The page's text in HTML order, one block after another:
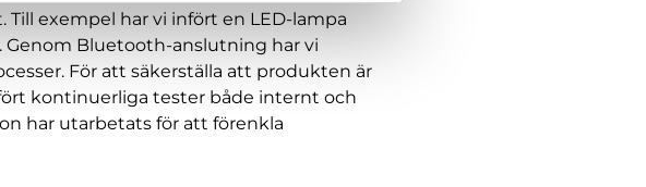
exempel har vi infört en LED-lampa
Bluetooth-anslutning har vi
För att säkerställa att produkten är
kontinuerliga tester både internt och
har utarbetats för att förenkla